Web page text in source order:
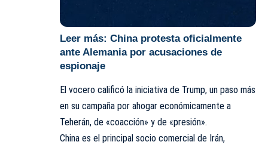
Leer más: China protesta oficialmente
ante Alemania por acusaciones de
espionaje
El vocero calificó la iniciativa de Trump, un paso más
en su campaña por ahogar económicamente a
Teherán, de «coacción» y de «presión».
China es el principal socio comercial de Irán,